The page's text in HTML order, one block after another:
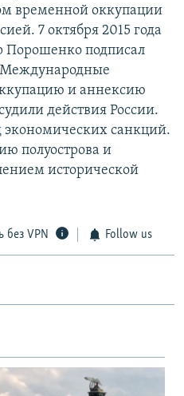
временной оккупации
7 октября 2015 года
Порошенко подписал
Международные
и аннексию
действия России.
экономических санкций.
полуострова и
исторической
без VPN Follow us